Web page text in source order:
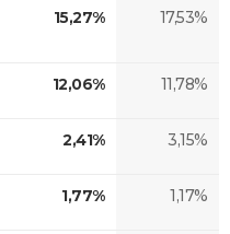
15,27% 17,53%
12,06% 11,78%
2,41% 3,15%
1,77% 1,17%